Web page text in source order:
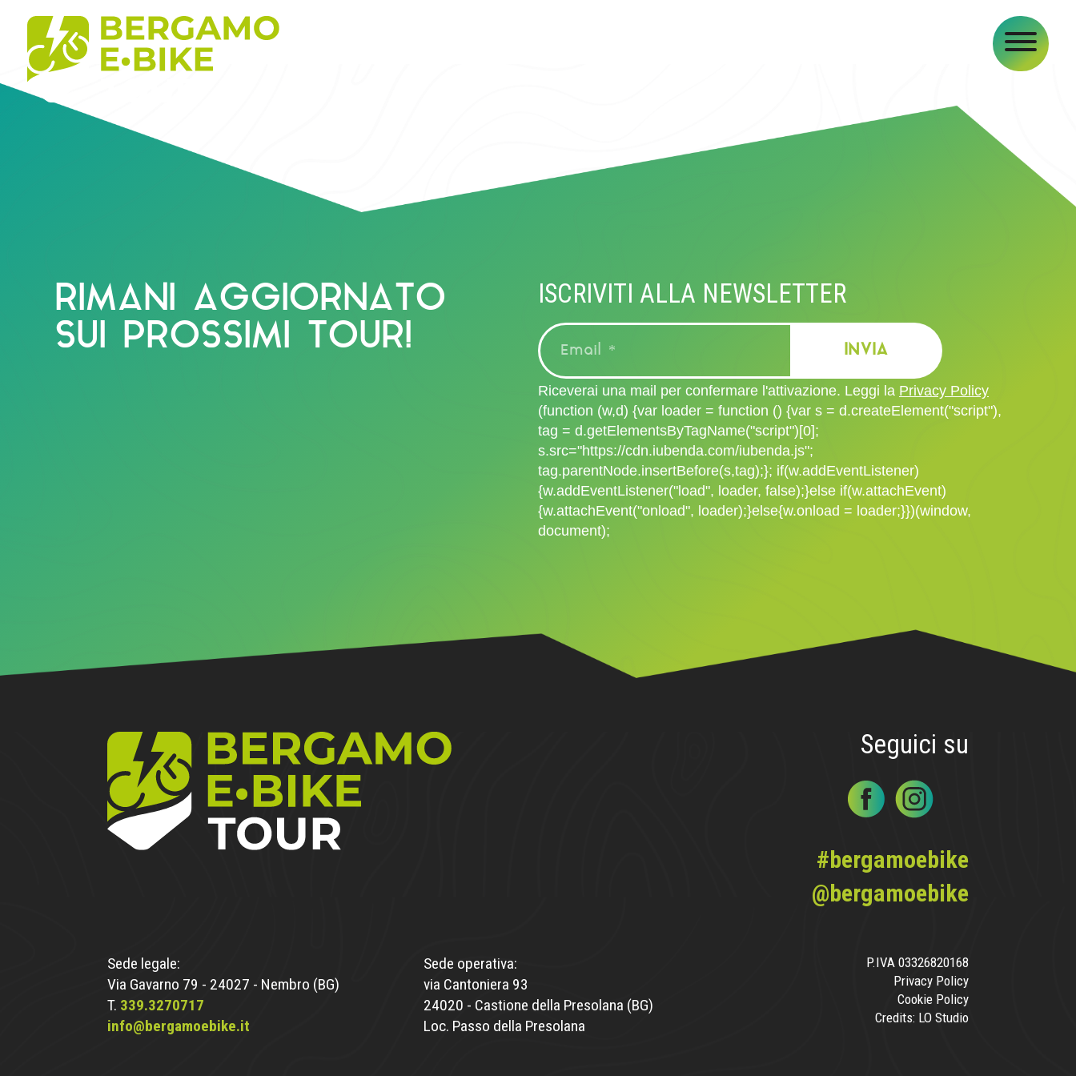
RIMANI AGGIORNATO
SUI PROSSIMI TOUR!
ISCRIVITI ALLA NEWSLETTER
Riceverai una mail per confermare l'attivazione. Leggi la Privacy Policy
(function (w,d) {var loader = function () {var s = d.createElement("script"),
tag = d.getElementsByTagName("script")[0];
s.src="https://cdn.iubenda.com/iubenda.js";
tag.parentNode.insertBefore(s,tag);}; if(w.addEventListener)
{w.addEventListener("load", loader, false);}else if(w.attachEvent)
{w.attachEvent("onload", loader);}else{w.onload = loader;}})(window,
document);
Seguici su
#bergamoebike
@bergamoebike
Sede legale:
Via Gavarno 79 - 24027 - Nembro (BG)
T. 339.3270717
info@bergamoebike.it
Sede operativa:
via Cantoniera 93
24020 - Castione della Presolana (BG)
Loc. Passo della Presolana
P.IVA 03326820168
Privacy Policy
Cookie Policy
Credits: LO Studio